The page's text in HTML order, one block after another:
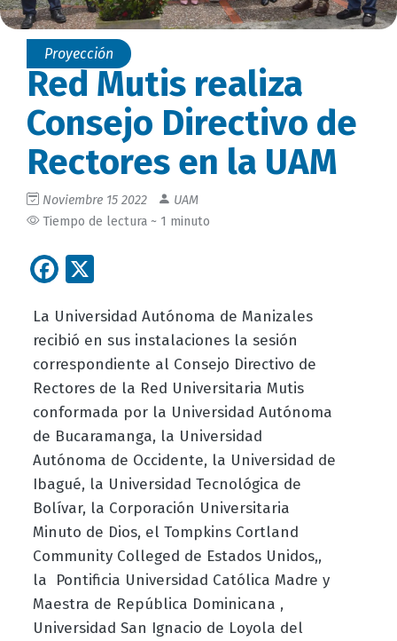
Proyección
Red Mutis realiza
Consejo Directivo de
Rectores en la UAM
Noviembre 15 2022
UAM
Tiempo de lectura ~ 1 minuto
Facebook
La Universidad Autónoma de Manizales
recibió en sus instalaciones la sesión
correspondiente al Consejo Directivo de
Rectores de la Red Universitaria Mutis
conformada por la Universidad Autónoma
de Bucaramanga, la Universidad
Autónoma de Occidente, la Universidad de
Ibagué, la Universidad Tecnológica de
Bolívar, la Corporación Universitaria
Minuto de Dios, el Tompkins Cortland
Community Colleged de Estados Unidos,,
la Pontificia Universidad Católica Madre y
Maestra de República Dominicana ,
Universidad San Ignacio de Loyola del